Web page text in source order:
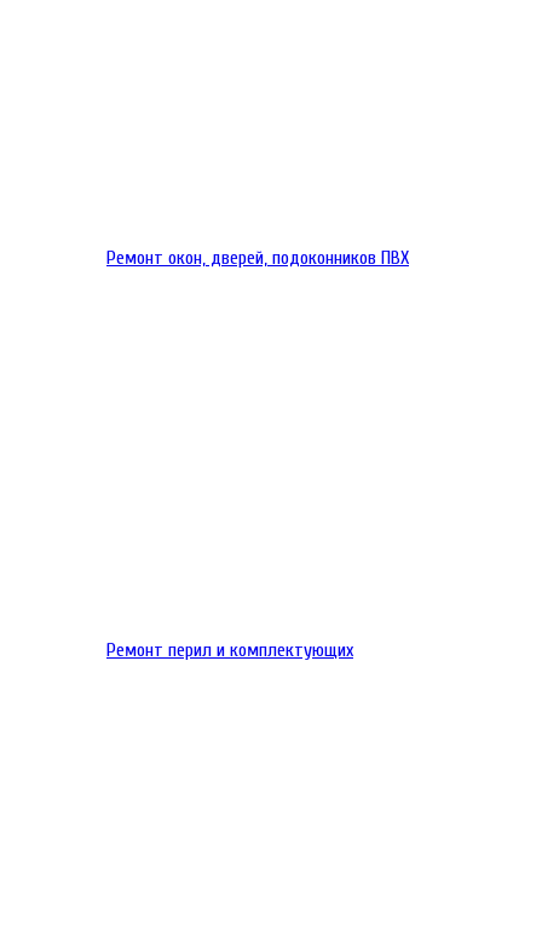
Ремонт окон, дверей, подоконников ПВХ
Ремонт перил и комплектующих